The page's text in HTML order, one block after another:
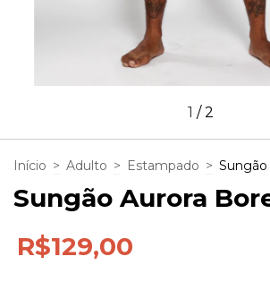
1 /2
Início > Adulto > Estampado > Sungão
Sungão Aurora
R$129,00